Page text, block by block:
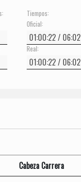
Tiempos:
Oficial:
Real:
Cabeza Carrera